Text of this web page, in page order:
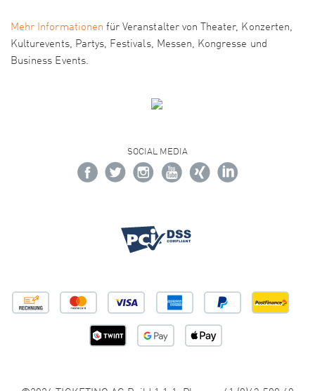
Mehr Informationen für Veranstalter von Theater, Konzerten,
Kulturevents, Partys, Festivals, Messen, Kongresse und
Business Events.
SOCIAL MEDIA